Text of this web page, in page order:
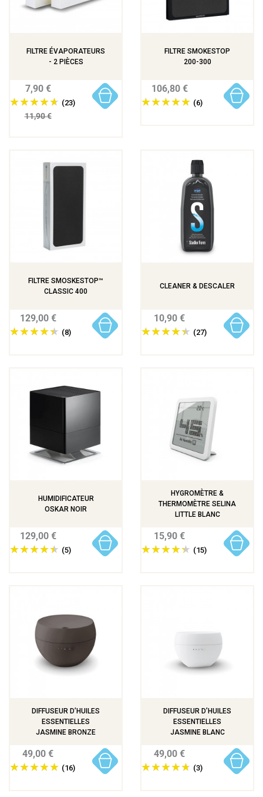
FILTRE ÉVAPORATEURS
- 2 PIÈCES
11,90 €
(23)
7,90 €
FILTRE SMOKESTOP
200-300
(6)
106,80 €
FILTRE SMOSKESTOP™
CLASSIC 400
(8)
129,00 €
CLEANER & DESCALER
(27)
10,90 €
HUMIDIFICATEUR
OSKAR NOIR
(5)
129,00 €
HYGROMÈTRE &
THERMOMÈTRE SELINA
LITTLE BLANC
(15)
15,90 €
DIFFUSEUR D’HUILES
ESSENTIELLES
JASMINE BRONZE
(16)
49,00 €
DIFFUSEUR D’HUILES
ESSENTIELLES
JASMINE BLANC
(3)
49,00 €